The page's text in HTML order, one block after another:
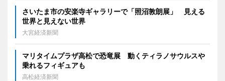
さいたま市の安楽寺ギャラリーで「照沼敦朗展」 見える
世界と見えない世界
大宮経済新聞
マリタイムプラザ高松で恐竜展 動くティラノサウルスや
乗れるフィギュアも
高松経済新聞